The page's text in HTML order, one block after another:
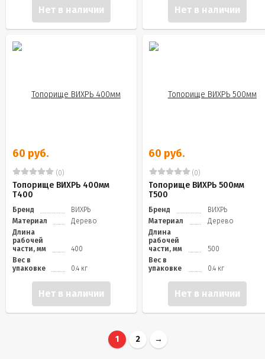
Нет в наличии Нет в наличии
60 руб.
(0)
Топорище ВИХРЬ 400мм
Т400
Бренд
ВИХРЬ
Материал
Дерево
Длина
рабочей
части, мм
400
Вес в
упаковке
0.4 кг
Нет в наличии
60 руб.
(0)
Топорище ВИХРЬ 500мм
Т500
Бренд
ВИХРЬ
Материал
Дерево
Длина
рабочей
части, мм
500
Вес в
упаковке
0.4 кг
Нет в наличии
1 2 →